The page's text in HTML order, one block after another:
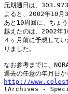
元期通日は、
よると、2002年10
あと10周回に、ちょ
越えたのは、2002
４ヶ月前に予想して
りました。
なお参考までに、
http://
(Archives -